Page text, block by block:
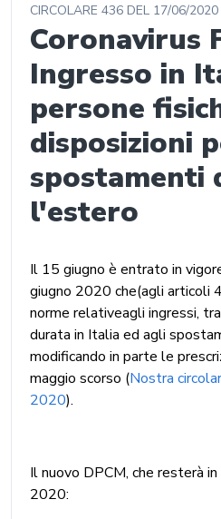
CIRCOLARE 436 DEL 17/06/2020
Coronavirus
Ingresso in
persone
disposizioni
spostamenti
l'estero
Il 15 giugno è entrato in
giugno 2020 che(agli articoli
norme relativeagli ingressi,
durata in Italia ed agli
modificando in parte le
maggio scorso (Nostra
2020).
Il nuovo DPCM, che resterà
2020: